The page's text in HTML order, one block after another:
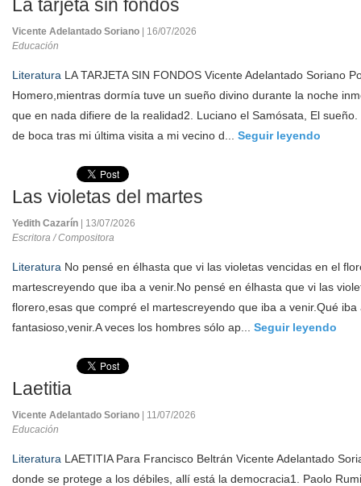
La tarjeta sin fondos
Vicente Adelantado Soriano
| 16/07/2026
Educación
Literatura LA TARJETA SIN FONDOS Vicente Adelantado Soriano
Homero,mientras dormía tuve un sueño divino durante la noche
que en nada difiere de la realidad2. Luciano el Samósata, El
de boca tras mi última visita a mi vecino d... Seguir leyendo
Las violetas del martes
Yedith Cazarín
| 13/07/2026
Escritora / Compositora
Literatura No pensé en élhasta que vi las violetas vencidas en el
martescreyendo que iba a venir.No pensé en élhasta que vi las
florero,esas que compré el martescreyendo que iba a venir.Qué
fantasioso,venir.A veces los hombres sólo ap... Seguir leyendo
Laetitia
Vicente Adelantado Soriano
| 11/07/2026
Educación
Literatura LAETITIA Para Francisco Beltrán Vicente Adelantado
donde se protege a los débiles, allí está la democracia1. Paolo